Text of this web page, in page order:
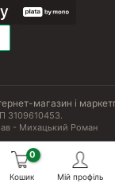
магазин і
3109610453.
- Михацький Роман
оферта
Кошик Мій профіль